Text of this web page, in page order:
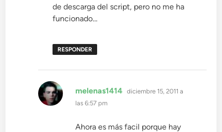
de descarga del script, pero no me ha
funcionado…
RESPONDER
melenas1414 dice:
diciembre 15, 2011 a
las 6:57 pm
Ahora es más facil porque hay